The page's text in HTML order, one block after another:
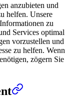
anzubieten und
helfen. Unsere
zu
Services optimal
vorzustellen und
zu helfen. Wenn
zögern Sie